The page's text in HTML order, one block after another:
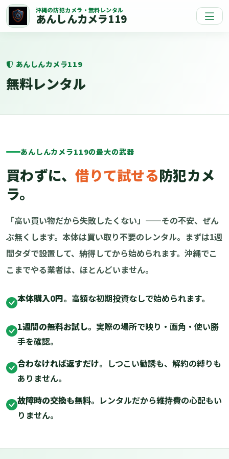
沖縄の防犯カメラ・無料レンタル
あんしんカメラ119
あんしんカメラ119
無料レンタル
あんしんカメラ119の最大の武器
買わずに、借りて試せる防犯カメ
ラ。
「高い買い物だから失敗したくない」——その不安、ぜん
ぶ無くします。本体は買い取り不要のレンタル。まずは1週
間タダで設置して、納得してから始められます。沖縄でこ
こまでやる業者は、ほとんどいません。
本体購入0円。高額な初期投資なしで始められます。
1週間の無料お試し。実際の場所で映り・画角・使い勝
手を確認。
合わなければ返すだけ。しつこい勧誘も、解約の縛りも
ありません。
故障時の交換も無料。レンタルだから維持費の心配もい
りません。